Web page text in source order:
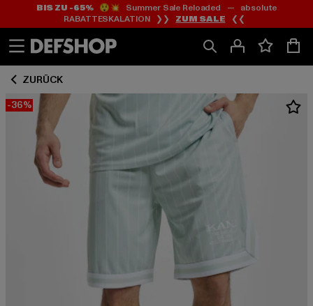
Zum
Inhalt
springen
Zum
Fußzeile
springen
BIS ZU -65%😲💥 Summer Sale Reloaded — absolute
RABATTESKALATION ❯❯ ZUM SALE ❮❮
ZURÜCK
-36%